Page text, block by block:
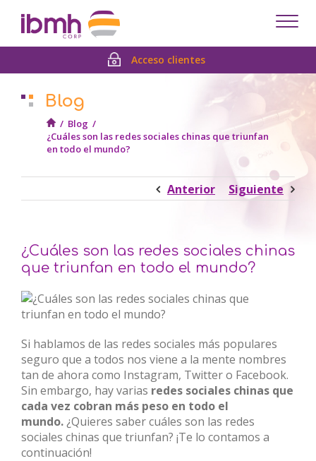
Acceso clientes
Blog
/ Blog /
¿Cuáles son las redes sociales chinas que triunfan
en todo el mundo?
Anterior Siguiente
¿Cuáles son las redes sociales chinas
que triunfan en todo el mundo?
Si hablamos de las redes sociales más populares
seguro que a todos nos viene a la mente nombres
tan de ahora como Instagram, Twitter o Facebook.
Sin embargo, hay varias redes sociales chinas que
cada vez cobran más peso en todo el
mundo. ¿Quieres saber cuáles son las redes
sociales chinas que triunfan? ¡Te lo contamos a
continuación!